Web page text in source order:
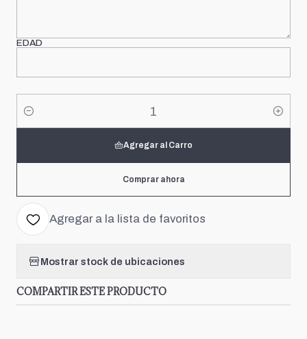
EDAD
Cantidad
Agregar al Carro
Comprar ahora
Agregar a la lista de favoritos
Mostrar stock de ubicaciones
COMPARTIR ESTE PRODUCTO